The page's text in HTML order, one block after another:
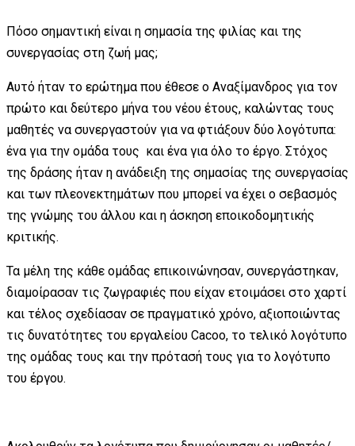
Πόσο σημαντική είναι η σημασία της φιλίας και της
συνεργασίας στη ζωή μας;
Αυτό ήταν το ερώτημα που έθεσε ο Αναξίμανδρος για τον
πρώτο και δεύτερο μήνα του νέου έτους, καλώντας τους
μαθητές να συνεργαστούν για να φτιάξουν δύο λογότυπα:
ένα για την ομάδα τους και ένα για όλο το έργο. Στόχος
της δράσης ήταν η ανάδειξη της σημασίας της συνεργασίας
και των πλεονεκτημάτων που μπορεί να έχει ο σεβασμός
της γνώμης του άλλου και η άσκηση εποικοδομητικής
κριτικής.
Τα μέλη της κάθε ομάδας επικοινώνησαν, συνεργάστηκαν,
διαμοίρασαν τις ζωγραφιές που είχαν ετοιμάσει στο χαρτί
και τέλος σχεδίασαν σε πραγματικό χρόνο, αξιοποιώντας
τις δυνατότητες του εργαλείου Cacoo, το τελικό λογότυπο
της ομάδας τους και την πρότασή τους για το λογότυπο
του έργου.